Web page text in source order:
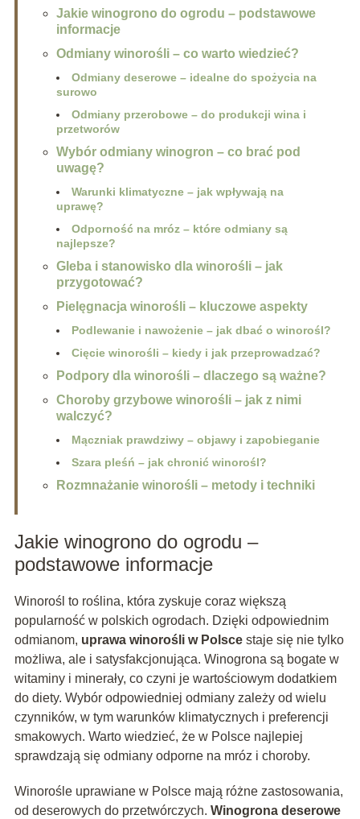
Jakie winogrono do ogrodu – podstawowe
informacje
Odmiany winorośli – co warto wiedzieć?
Odmiany deserowe – idealne do spożycia na
surowo
Odmiany przerobowe – do produkcji wina i
przetworów
Wybór odmiany winogron – co brać pod
uwagę?
Warunki klimatyczne – jak wpływają na
uprawę?
Odporność na mróz – które odmiany są
najlepsze?
Gleba i stanowisko dla winorośli – jak
przygotować?
Pielęgnacja winorośli – kluczowe aspekty
Podlewanie i nawożenie – jak dbać o winorośl?
Cięcie winorośli – kiedy i jak przeprowadzać?
Podpory dla winorośli – dlaczego są ważne?
Choroby grzybowe winorośli – jak z nimi
walczyć?
Mączniak prawdziwy – objawy i zapobieganie
Szara pleśń – jak chronić winorośl?
Rozmnażanie winorośli – metody i techniki
Jakie winogrono do ogrodu –
podstawowe informacje
Winorośl to roślina, która zyskuje coraz większą
popularność w polskich ogrodach. Dzięki odpowiednim
odmianom, uprawa winorośli w Polscestaje się nie tylko
możliwa, ale i satysfakcjonująca. Winogrona są bogate w
witaminy i minerały, co czyni je wartościowym dodatkiem
do diety. Wybór odpowiedniej odmiany zależy od wielu
czynników, w tym warunków klimatycznych i preferencji
smakowych. Warto wiedzieć, że w Polsce najlepiej
sprawdzają się odmiany odporne na mróz i choroby.
Winorośle uprawiane w Polsce mają różne zastosowania,
od deserowych do przetwórczych. Winogrona deserowe